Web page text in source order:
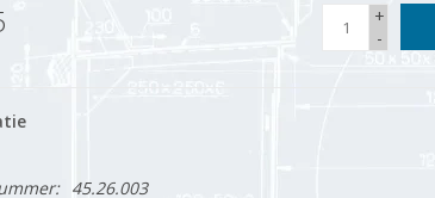
+
-
45.26.003